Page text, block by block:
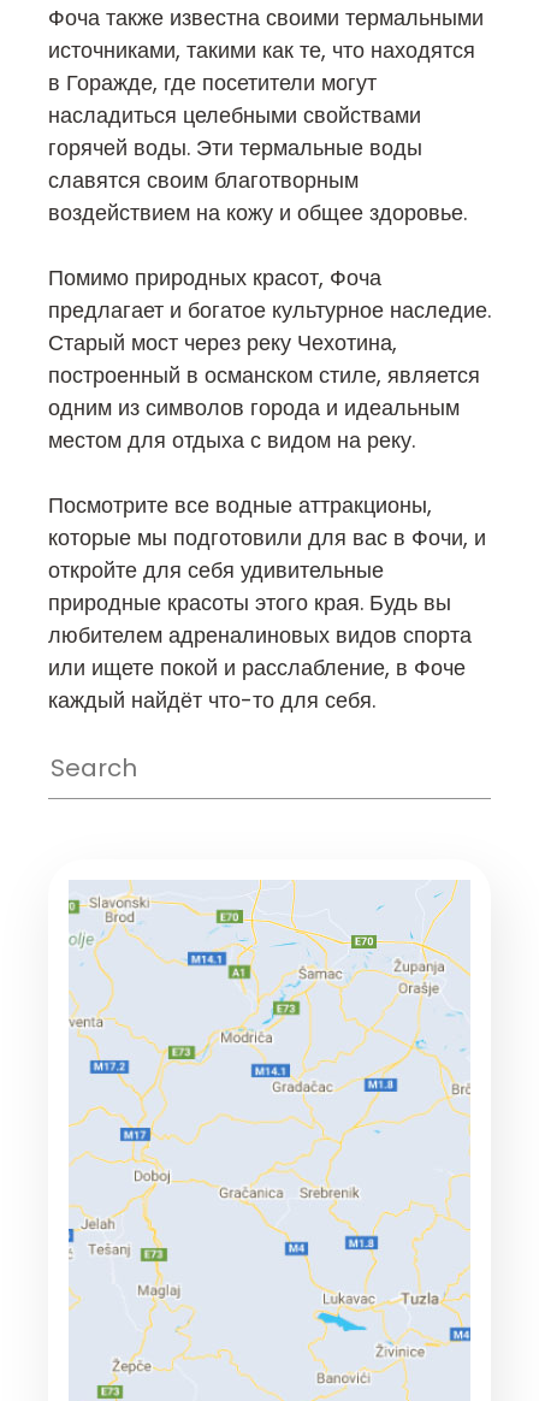
Фоча также известна своими термальными
источниками, такими как те, что находятся
в Горажде, где посетители могут
насладиться целебными свойствами
горячей воды. Эти термальные воды
славятся своим благотворным
воздействием на кожу и общее здоровье.
Помимо природных красот, Фоча
предлагает и богатое культурное наследие.
Старый мост через реку Чехотина,
построенный в османском стиле, является
одним из символов города и идеальным
местом для отдыха с видом на реку.
Посмотрите все водные аттракционы,
которые мы подготовили для вас в Фочи, и
откройте для себя удивительные
природные красоты этого края. Будь вы
любителем адреналиновых видов спорта
или ищете покой и расслабление, в Фоче
каждый найдёт что-то для себя.